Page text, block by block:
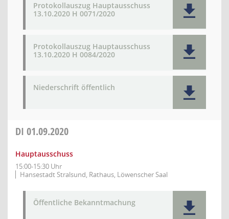
Protokollauszug Hauptausschuss
13.10.2020 H 0071/2020
Protokollauszug Hauptausschuss
13.10.2020 H 0084/2020
Niederschrift öffentlich
DI 01.09.2020
Hauptausschuss
15:00-15:30 Uhr
Hansestadt Stralsund, Rathaus, Löwenscher Saal
Öffentliche Bekanntmachung